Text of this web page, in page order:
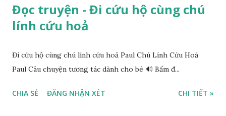
Đọc truyện - Đi cứu hộ cùng chú
lính cứu hoả
Đi cứu hộ cùng chú lính cứu hoả Paul Chú Lính Cứu Hoả
Paul Câu chuyện tương tác dành cho bé 🔊 Bấm đ...
CHIA SẺ ĐĂNG NHẬN XÉT CHI TIẾT »